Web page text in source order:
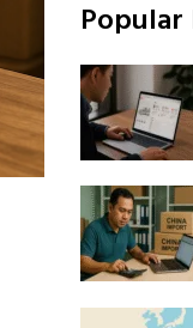
Popular